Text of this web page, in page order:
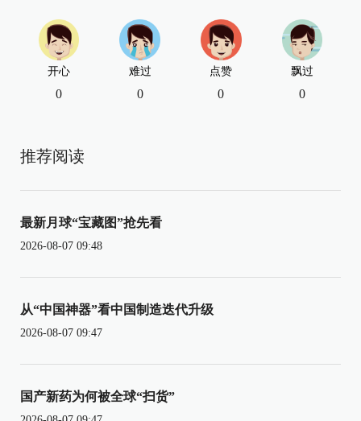
开心
0
难过
0
点赞
0
飘过
0
推荐阅读
最新月球“宝藏图”抢先看
2026-08-07 09:48
从“中国神器”看中国制造迭代升级
2026-08-07 09:47
国产新药为何被全球“扫货”